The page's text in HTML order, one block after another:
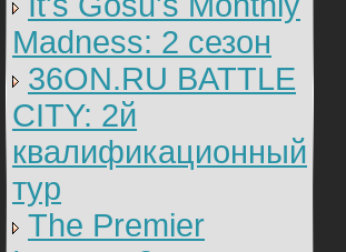
Madness: 2 сезон
36ON.RU BATTLE
CITY: 2й
квалификационный
тур
The Premier